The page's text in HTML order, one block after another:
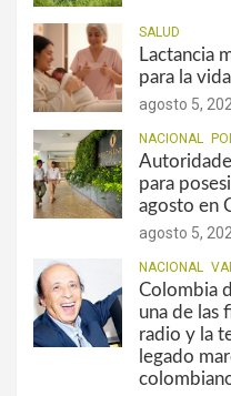
SALUD
Lactancia
para la vida
agosto 5,
NACIONAL
para
agosto en
agosto 5,
NACIONAL
Colombia
una de las
radio y la
legado